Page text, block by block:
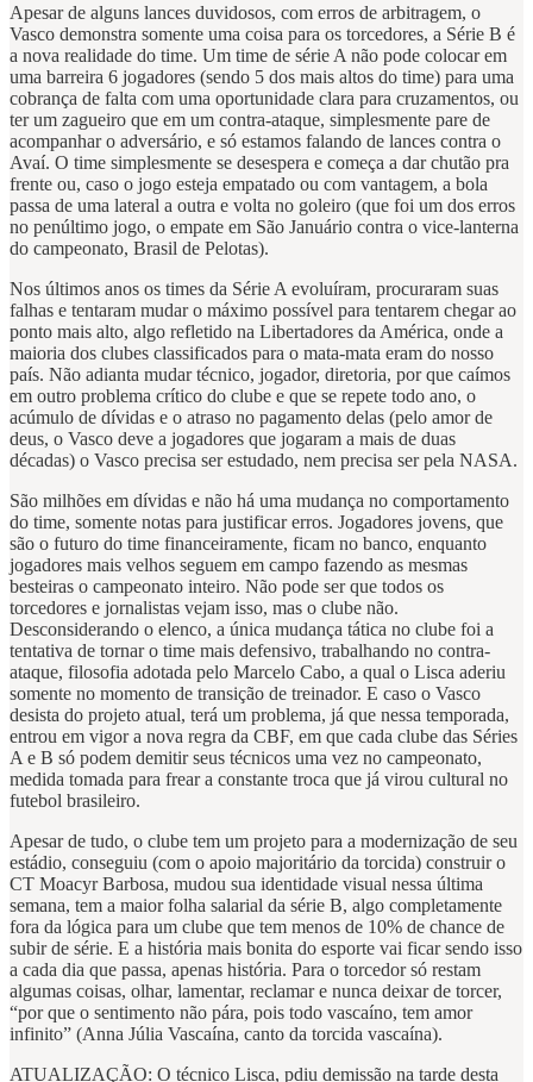
Apesar de alguns lances duvidosos, com erros de arbitragem, o
Vasco demonstra somente uma coisa para os torcedores, a Série B é
a nova realidade do time. Um time de série A não pode colocar em
uma barreira 6 jogadores (sendo 5 dos mais altos do time) para uma
cobrança de falta com uma oportunidade clara para cruzamentos, ou
ter um zagueiro que em um contra-ataque, simplesmente pare de
acompanhar o adversário, e só estamos falando de lances contra o
Avaí. O time simplesmente se desespera e começa a dar chutão pra
frente ou, caso o jogo esteja empatado ou com vantagem, a bola
passa de uma lateral a outra e volta no goleiro (que foi um dos erros
no penúltimo jogo, o empate em São Januário contra o vice-lanterna
do campeonato, Brasil de Pelotas).
Nos últimos anos os times da Série A evoluíram, procuraram suas
falhas e tentaram mudar o máximo possível para tentarem chegar ao
ponto mais alto, algo refletido na Libertadores da América, onde a
maioria dos clubes classificados para o mata-mata eram do nosso
país. Não adianta mudar técnico, jogador, diretoria, por que caímos
em outro problema crítico do clube e que se repete todo ano, o
acúmulo de dívidas e o atraso no pagamento delas (pelo amor de
deus, o Vasco deve a jogadores que jogaram a mais de duas
décadas) o Vasco precisa ser estudado, nem precisa ser pela NASA.
São milhões em dívidas e não há uma mudança no comportamento
do time, somente notas para justificar erros. Jogadores jovens, que
são o futuro do time financeiramente, ficam no banco, enquanto
jogadores mais velhos seguem em campo fazendo as mesmas
besteiras o campeonato inteiro. Não pode ser que todos os
torcedores e jornalistas vejam isso, mas o clube não.
Desconsiderando o elenco, a única mudança tática no clube foi a
tentativa de tornar o time mais defensivo, trabalhando no contra-
ataque, filosofia adotada pelo Marcelo Cabo, a qual o Lisca aderiu
somente no momento de transição de treinador. E caso o Vasco
desista do projeto atual, terá um problema, já que nessa temporada,
entrou em vigor a nova regra da CBF, em que cada clube das Séries
A e B só podem demitir seus técnicos uma vez no campeonato,
medida tomada para frear a constante troca que já virou cultural no
futebol brasileiro.
Apesar de tudo, o clube tem um projeto para a modernização de seu
estádio, conseguiu (com o apoio majoritário da torcida) construir o
CT Moacyr Barbosa, mudou sua identidade visual nessa última
semana, tem a maior folha salarial da série B, algo completamente
fora da lógica para um clube que tem menos de 10% de chance de
subir de série. E a história mais bonita do esporte vai ficar sendo isso
a cada dia que passa, apenas história. Para o torcedor só restam
algumas coisas, olhar, lamentar, reclamar e nunca deixar de torcer,
“por que o sentimento não pára, pois todo vascaíno, tem amor
infinito” (Anna Júlia Vascaína, canto da torcida vascaína).
ATUALIZAÇÃO: O técnico Lisca, pdiu demissão na tarde desta